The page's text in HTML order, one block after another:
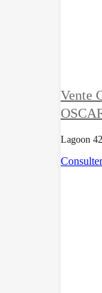
Vente
Lagoon
Consulter